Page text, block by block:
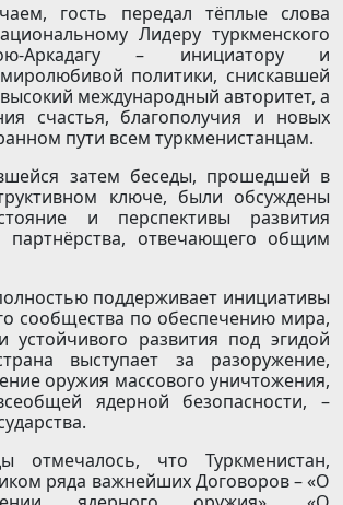
гость передал тёплые слова
Лидеру туркменского
Аркадагу – инициатору и
политики, снискавшей
международный авторитет, а
счастья, благополучия и новых
пути всем туркменистанцам.
затем беседы, прошедшей в
ключе, были обсуждены
и перспективы развития
партнёрства, отвечающего общим
поддерживает инициативы
сообщества по обеспечению мира,
устойчивого развития под эгидой
выступает за разоружение,
оружия массового уничтожения,
ядерной безопасности, –
отмечалось, что Туркменистан,
ряда важнейших Договоров – «О